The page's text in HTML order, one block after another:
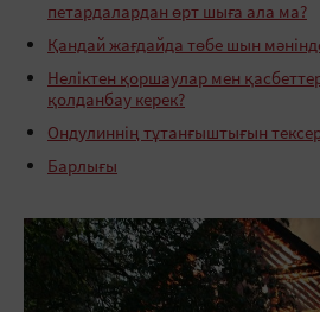
петардалардан өрт шыға ала ма?
Қандай жағдайда төбе шын
Неліктен қоршаулар мен
қолданбау керек?
Ондулиннің тұтанғыштығын
Барлығы